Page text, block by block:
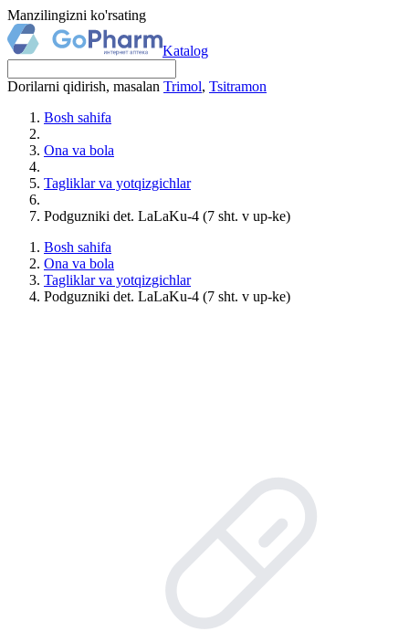
Manzilingizni ko'rsating
Katalog
Dorilarni qidirish, masalan Trimol, Tsitramon
Bosh sahifa
Ona va bola
Tagliklar va yotqizgichlar
Podguzniki det. LaLaKu-4 (7 sht. v up-ke)
Bosh sahifa
Ona va bola
Tagliklar va yotqizgichlar
Podguzniki det. LaLaKu-4 (7 sht. v up-ke)